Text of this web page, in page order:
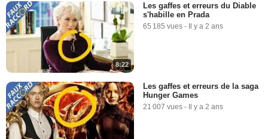
8:22
Les gaffes et erreurs du Diable
s'habille en Prada
65 185 vues - Il y a 2 ans
Les gaffes et erreurs de la saga
Hunger Games
21 007 vues - Il y a 2 ans